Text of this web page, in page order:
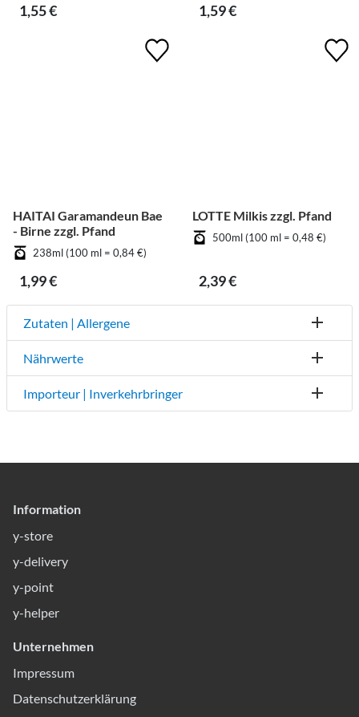
1,55 € 1,59 €
HAITAI Garamandeun Bae
- Birne zzgl. Pfand
238ml (100 ml = 0,84 €)
1,99 €
LOTTE Milkis zzgl. Pfand
500ml (100 ml = 0,48 €)
2,39 €
Zutaten | Allergene
Nährwerte
Importeur | Inverkehrbringer
Information
y-store
y-delivery
y-point
y-helper
Unternehmen
Impressum
Datenschutzerklärung